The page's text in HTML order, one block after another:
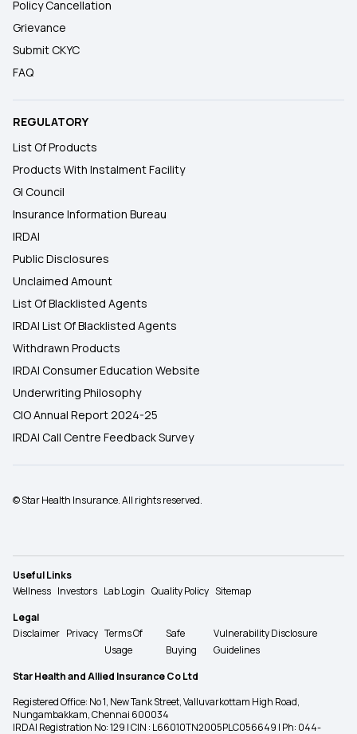
Policy Cancellation
Grievance
Submit CKYC
FAQ
REGULATORY
List Of Products
Products With Instalment Facility
GI Council
Insurance Information Bureau
IRDAI
Public Disclosures
Unclaimed Amount
List Of Blacklisted Agents
IRDAI List Of Blacklisted Agents
Withdrawn Products
IRDAI Consumer Education Website
Underwriting Philosophy
CIO Annual Report 2024-25
IRDAI Call Centre Feedback Survey
© Star Health Insurance. All rights reserved.
Useful Links
Wellness Investors Lab Login Quality Policy Sitemap
Legal
Disclaimer Privacy Terms Of
Usage
Safe
Buying
Vulnerability Disclosure
Guidelines
Star Health and Allied Insurance Co Ltd
Registered Office: No 1, New Tank Street, Valluvarkottam High Road,
Nungambakkam, Chennai 600034
IRDAI Registration No: 129 | CIN : L66010TN2005PLC056649 | Ph: 044-